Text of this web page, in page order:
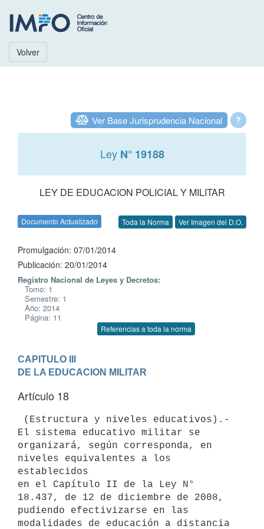
Volver
?
Ver Base Jurisprudencia Nacional
Ley N° 19188
LEY DE EDUCACION POLICIAL Y MILITAR
Documento Actualizado Toda la Norma Ver Imagen del D.O.
Promulgación: 07/01/2014
Publicación: 20/01/2014
Registro Nacional de Leyes y Decretos:
Tomo: 1
Semestre: 1
Año: 2014
Página: 11
Referencias a toda la norma
CAPITULO III
DE LA EDUCACION MILITAR
Artículo 18
El sistema educativo militar se
organizará, según corresponda, en
niveles equivalentes a los
establecidos
en el Capítulo II de la Ley N°
18.437, de 12 de diciembre de 2008,
pudiendo efectivizarse en las
modalidades de educación a distancia